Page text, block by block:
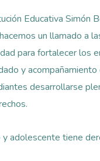
Educativa Simón
un llamado a
para fortalecer los
y
desarrollarse
y adolescente tiene